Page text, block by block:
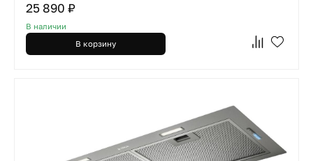
25 890 ₽
В наличии
В корзину